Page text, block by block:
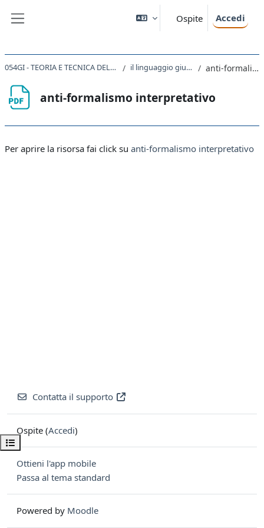
Ospite Accedi
Apri indice del corso
054GI - TEORIA E TECNICA DELLA NORMAZIONE E DELL'INTERPRETAZIONE 2021 il linguaggio giuridico e l'interpretazione anti-formalismo interpretativo
anti-formalismo interpretativo
Per aprire la risorsa fai click su anti-formalismo interpretativo
Contatta il supporto
Ospite (Accedi)
Ottieni l'app mobile
Passa al tema standard
Powered by Moodle